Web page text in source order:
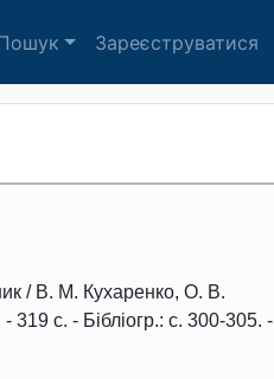
Зареєструватися
/ В. М. Кухаренко, О. В.
- 319 с. - Бібліогр.: с. 300-305. -